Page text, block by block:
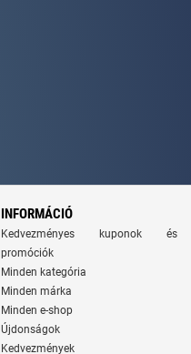
INFORMÁCIÓ
Kedvezményes kuponok és
promóciók
Minden kategória
Minden márka
Minden e-shop
Újdonságok
Kedvezmények